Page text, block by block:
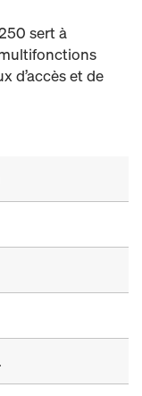
sert à
d’accès et de